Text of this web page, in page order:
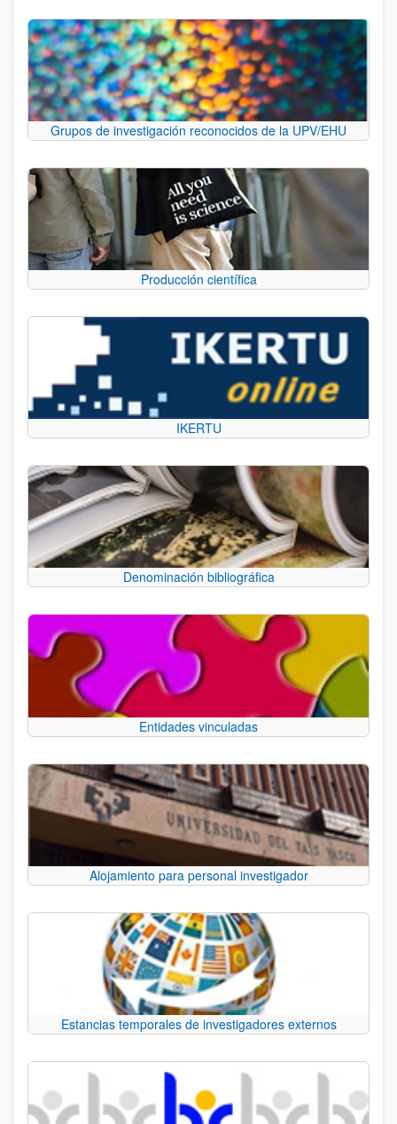
Grupos de investigación reconocidos de la UPV/EHU
Producción científica
IKERTU
Denominación bibliográfica
Entidades vinculadas
Alojamiento para personal investigador
Estancias temporales de investigadores externos